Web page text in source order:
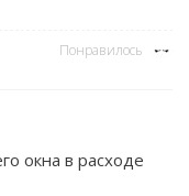
Понравилось
окна в расходе